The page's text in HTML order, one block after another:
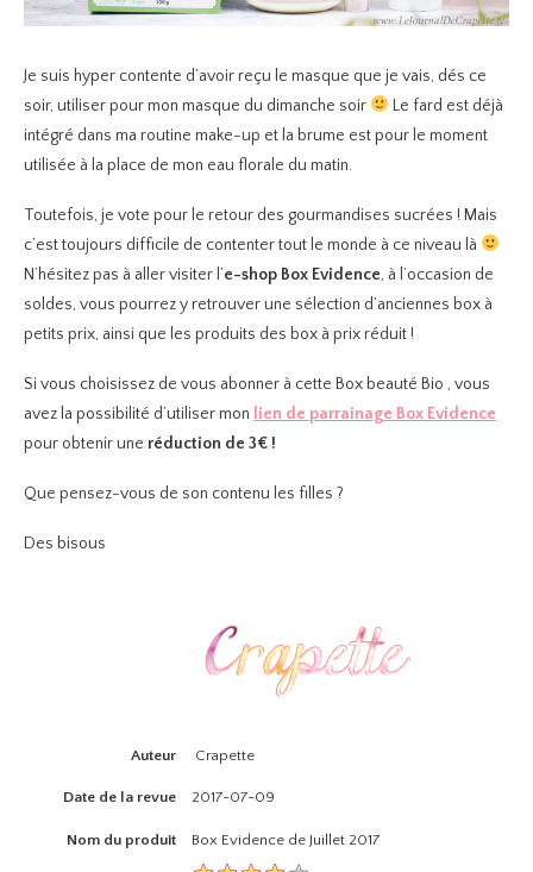
Je suis hyper contente d’avoir reçu le masque que je vais, dés ce
soir, utiliser pour mon masque du dimanche soir
Le fard est déjà
intégré dans ma routine make-up et la brume est pour le moment
utilisée à la place de mon eau florale du matin.
Toutefois, je vote pour le retour des gourmandises sucrées ! Mais
c’est toujours difficile de contenter tout le monde à ce niveau là
N’hésitez pas à aller visiter l’e-shop Box Evidence, à l’occasion de
soldes, vous pourrez y retrouver une sélection d’anciennes box à
petits prix, ainsi que les produits des box à prix réduit !
Si vous choisissez de vous abonner à cette Box beauté Bio , vous
avez la possibilité d’utiliser mon lien de parrainage Box Evidence
pour obtenir une réduction de 3€ !
Que pensez-vous de son contenu les filles ?
Des bisous
Auteur Crapette
Date de la revue 2017-07-09
Nom du produit Box Evidence de Juillet 2017